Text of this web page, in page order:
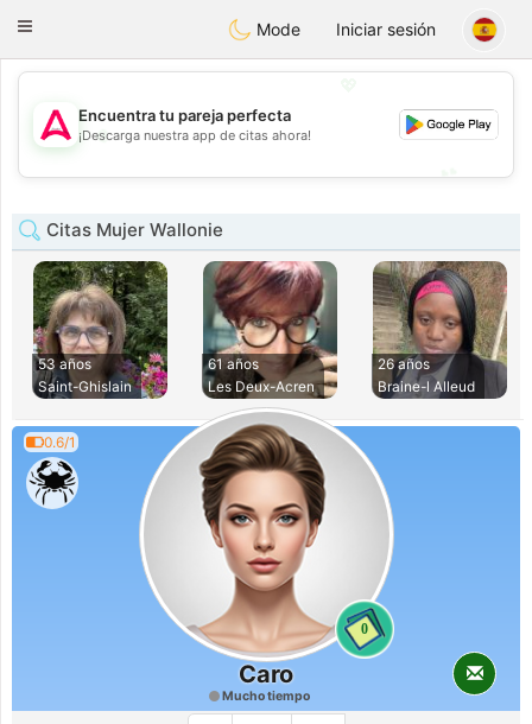
Tantôt
Toggle
Mode Iniciar sesión
💖
💕
Encuentra tu pareja perfecta
¡Descarga nuestra app de citas ahora!
Citas Mujer Wallonie
53 años
Saint-Ghislain
61 años
Les Deux-Acren
26 años
Braine-l Alleud
0.6/1
0
Caro
Mucho tiempo